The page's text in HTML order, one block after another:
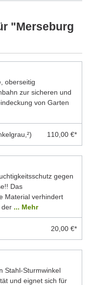
"Merseburg
oberseitig
zur sicheren und
von Garten
110,00 €*
gegen
Das
Material verhindert
der ... Mehr
20,00 €*
Stahl-Sturmwinkel
und eignet sich für